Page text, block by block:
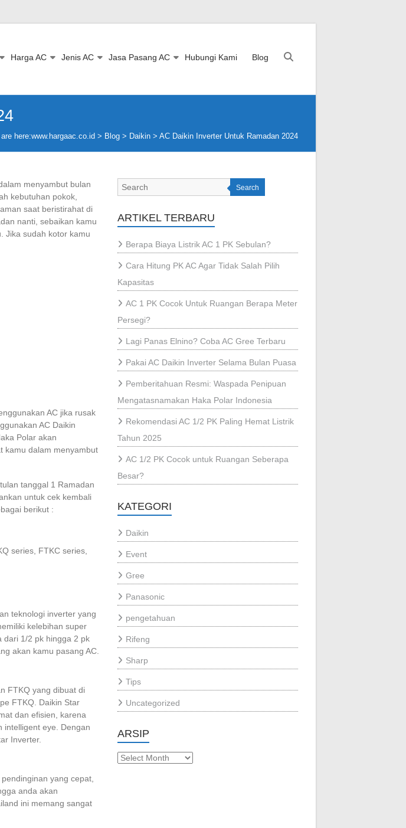
Harga AC Jenis AC Jasa Pasang AC Hubungi Kami Blog
here:www.hargaac.co.id > Blog > Daikin > AC Daikin Inverter Untuk Ramadan 2024
menyambut bulan
kebutuhan pokok,
saat beristirahat di
nanti, sebaikan kamu
Jika sudah kotor kamu
AC jika rusak
AC Daikin
Polar akan
kamu dalam menyambut
tanggal 1 Ramadan
untuk cek kembali
berikut :
series, FTKC series,
teknologi inverter yang
kelebihan super
dari 1/2 pk hingga 2 pk
akan kamu pasang AC.
FTKQ yang dibuat di
FTKQ. Daikin Star
dan efisien, karena
intelligent eye. Dengan
Inverter.
yang cepat,
anda akan
ini memang sangat
Search
ARTIKEL TERBARU
Berapa Biaya Listrik AC 1 PK Sebulan?
Cara Hitung PK AC Agar Tidak Salah Pilih
Kapasitas
AC 1 PK Cocok Untuk Ruangan Berapa Meter
Persegi?
Lagi Panas Elnino? Coba AC Gree Terbaru
Pakai AC Daikin Inverter Selama Bulan Puasa
Pemberitahuan Resmi: Waspada Penipuan
Mengatasnamakan Haka Polar Indonesia
Rekomendasi AC 1/2 PK Paling Hemat Listrik
Tahun 2025
AC 1/2 PK Cocok untuk Ruangan Seberapa
Besar?
KATEGORI
Daikin
Event
Gree
Panasonic
pengetahuan
Rifeng
Sharp
Tips
Uncategorized
ARSIP
Arsip